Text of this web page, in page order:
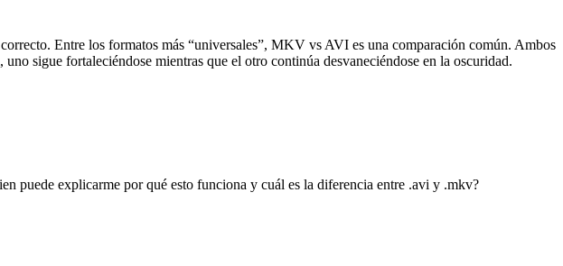
Entre los formatos más “universales”, MKV vs AVI es una comparación común. Ambos
sigue fortaleciéndose mientras que el otro continúa desvaneciéndose en la oscuridad.
puede explicarme por qué esto funciona y cuál es la diferencia entre .avi y .mkv?